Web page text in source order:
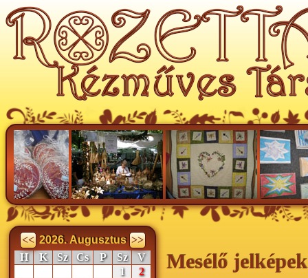
<< 2026. Augusztus >>
H
K Sz Cs P Sz
V
1
2
Mesélő jelképek